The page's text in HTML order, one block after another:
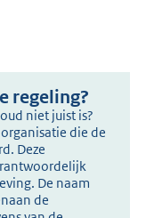
regeling?
niet juist is?
die de
Deze
De naam
de